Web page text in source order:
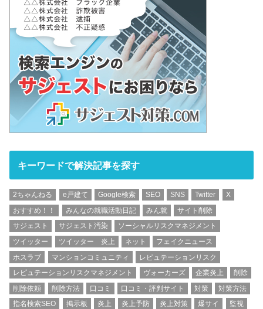
キーワードで解決記事を探す
2ちゃんねる e戸建て Google検索 SEO SNS Twitter
X
おすすめ！！
みんなの就職活動日記 みん就
サイト削除
サジェスト
サジェスト汚染
ソーシャルリスクマネジメント
ツイッター
ツイッター 炎上 ネット
フェイクニュース
ホスラブ
マンションコミュニティ
レピュテーションリスク
レピュテーションリスクマネジメント
ヴォーカーズ 企業炎上
削除
削除依頼
削除方法 口コミ 口コミ・評判サイト 対策
対策方法
指名検索SEO
掲示板 炎上 炎上予防 炎上対策 爆サイ
監視